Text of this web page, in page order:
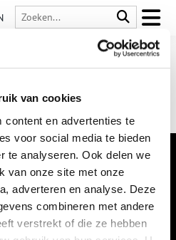
van cookies
content en advertenties te
voor social media te bieden
te analyseren. Ook delen we
van onze site met onze
adverteren en analyse. Deze
combineren met andere
verstrekt of die ze hebben